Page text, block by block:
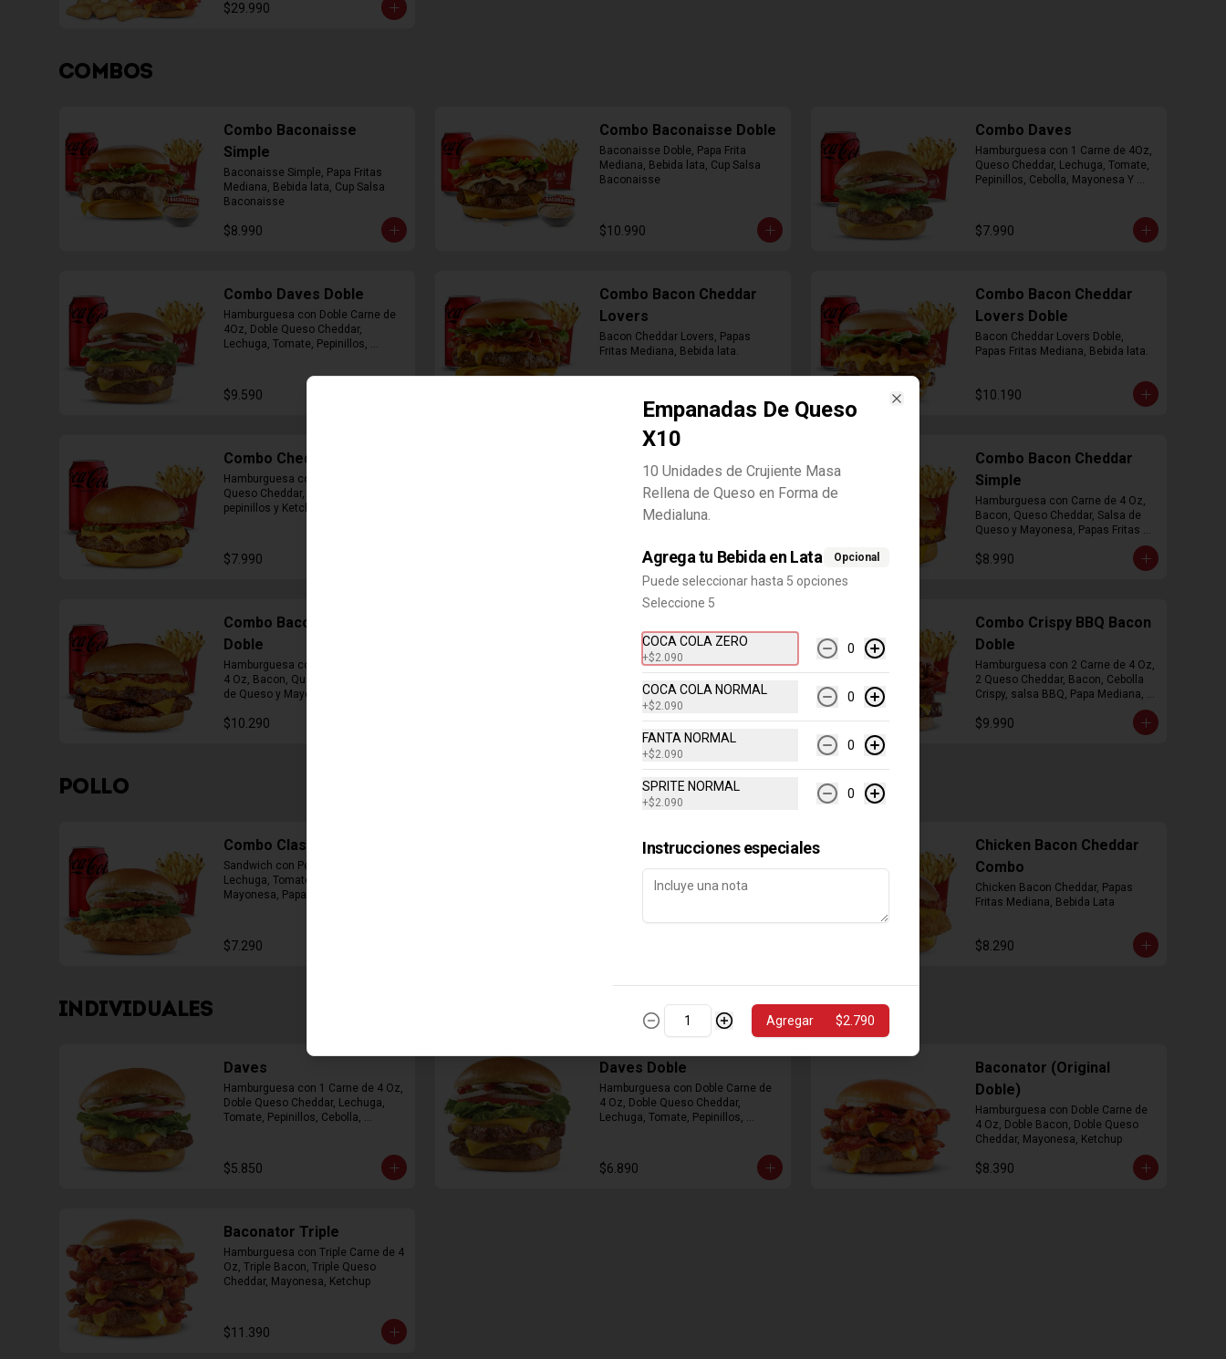
$29.990
COMBOS
Combo Baconaisse
Simple
Baconaisse Simple, Papa Fritas
Mediana, Bebida lata, Cup Salsa
Baconaisse
$8.990
Combo Baconaisse Doble
Baconaisse Doble, Papa Frita
Mediana, Bebida lata, Cup Salsa
Baconaisse
$10.990
Combo Daves
Hamburguesa con 1 Carne de 4Oz,
Queso Cheddar, Lechuga, Tomate,
Pepinillos, Cebolla, Mayonesa Y
$7.990
Combo Daves Doble
Hamburguesa con Doble Carne de
4Oz, Doble Queso Cheddar,
Lechuga, Tomate, Pepinillos,
Papas Fritas Mediana, Bebida Lata
$9.590
Combo Bacon Cheddar
Lovers
Bacon Cheddar Lovers, Papas
Fritas Mediana, Bebida lata.
Combo Bacon Cheddar
Lovers Doble
Bacon Cheddar Lovers Doble,
Papas Fritas Mediana, Bebida lata.
$10.190
Combo Cheddar Melt
Hamburguesa con 1 Carne de 4 Oz,
Queso Cheddar, Salsa de Queso,
pepinillos y Ketchup, Papas Fritas
$7.990
Hamburguesa con Doble Carne de
4 Oz, Doble Queso Cheddar, Salsa
Combo Bacon Cheddar
Simple
Hamburguesa con Carne de 4 Oz,
Bacon, Queso Cheddar, Salsa de
Queso y Mayonesa, Papas Fritas
$8.990
Combo Bacon Cheddar
Doble
Hamburguesa con Doble Carne de
4 Oz, Bacon, Queso Cheddar, Salsa
de Queso y Mayonesa, Papas Fritas
$10.290
Hamburguesa con 1 Carne de 4 Oz,
Queso Cheddar, Bacon, Cebolla
Crispy, Salsa BBQ, Papa Fritas
Mediana, Bebida en Lata
Combo Crispy BBQ Bacon
Doble
Hamburguesa con 2 Carne de 4 Oz,
2 Queso Cheddar, Bacon, Cebolla
Crispy, salsa BBQ, Papa Mediana,
$9.990
POLLO
Combo Classic Chicken
Sandwich con Pechuga Apanada,
Lechuga, Tomate, Pepinillos y
Mayonesa, Papas Fritas Mediana,
$7.290
Combo Classic Chicken
Sandwich con Pechuga de Pollo,
Chicken Bacon Cheddar
Combo
Chicken Bacon Cheddar, Papas
Fritas Mediana, Bebida Lata
$8.290
INDIVIDUALES
Daves
Hamburguesa con 1 Carne de 4 Oz,
Doble Queso Cheddar, Lechuga,
Tomate, Pepinillos, Cebolla,
$5.850
Daves Doble
Hamburguesa con Doble Carne de
4 Oz, Doble Queso Cheddar,
Lechuga, Tomate, Pepinillos,
$6.890
Baconator (Original
Doble)
Hamburguesa con Doble Carne de
4 Oz, Doble Bacon, Doble Queso
Cheddar, Mayonesa, Ketchup
$8.390
Baconator Triple
Hamburguesa con Triple Carne de 4
Oz, Triple Bacon, Triple Queso
Cheddar, Mayonesa, Ketchup
$11.390
Empanadas De Queso
X10
10 Unidades de Crujiente Masa
Rellena de Queso en Forma de
Medialuna.
Agrega tu Bebida en Lata Opcional
Puede seleccionar hasta 5 opciones
Seleccione 5
COCA COLA ZERO
+$2.090
0
COCA COLA NORMAL
+$2.090
0
FANTA NORMAL
+$2.090
0
SPRITE NORMAL
+$2.090
0
Instrucciones especiales
Agregar $2.790